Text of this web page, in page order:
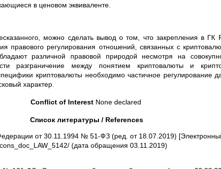
в ценовом эквиваленте.
можно сделать вывод о том, что закрепления в
правового регулирования отношений, связанных с
различной правовой природой несмотря на
разграничение между понятием криптовалюты и
криптовалюты необходимо частичное регулирование
характер.
Conflict of Interest None declared
Список литературы / References
от 30.11.1994 № 51-ФЗ (ред. от 18.07.2019)
(дата обращения 03.11.2019)